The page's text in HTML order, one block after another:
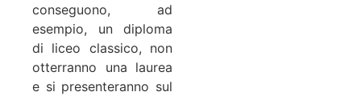
conseguono, ad
esempio, un diploma
di liceo classico, non
otterranno una laurea
e si presenteranno sul